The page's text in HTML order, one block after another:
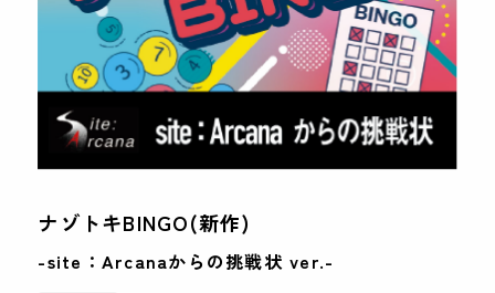
ナゾトキBINGO(新作)
-site：Arcanaからの挑戦状 ver.-